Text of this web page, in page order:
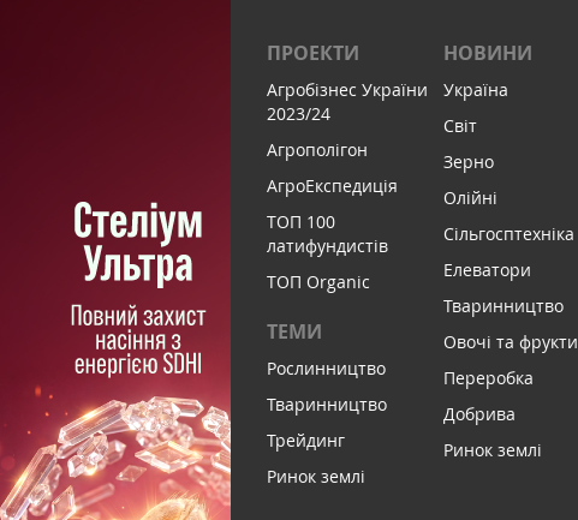
ПРОЕКТИ
Агробізнес України
2023/24
Агрополігон
АгроЕкспедиція
ТОП 100
латифундистів
ТОП Organic
ТЕМИ
Рослинництво
Тваринництво
Трейдинг
Ринок землі
НОВИНИ
Україна
Світ
Зерно
Олійні
Сільгосптехніка
Елеватори
Тваринництво
Овочі та фрукти
Переробка
Добрива
Ринок землі